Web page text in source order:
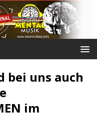
bei uns auch
im